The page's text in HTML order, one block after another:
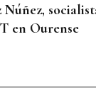
en Ourense